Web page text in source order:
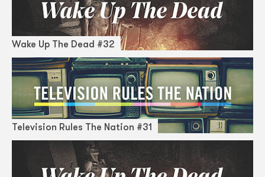
Wake Up The Dead #32
Television Rules The Nation #31